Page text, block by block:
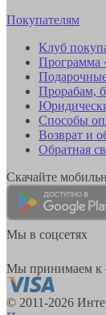
Покупателям
Клуб
Программа
Прорабам,
Способы
Возврат и
Обратная
Скачайте
Мы в соцсетях
Мы принимаем к
© 2011-2026